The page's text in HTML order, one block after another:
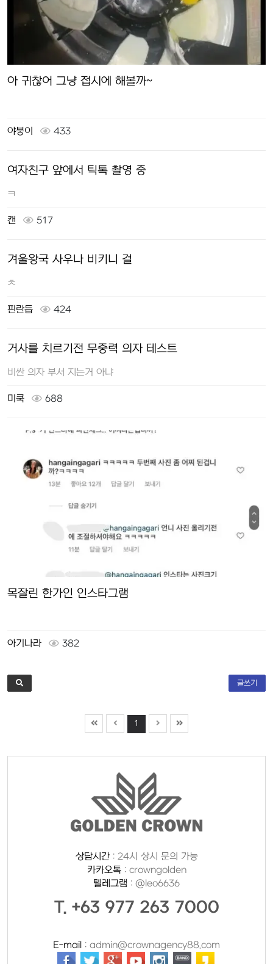
아 귀찮어 그냥 접시에 해볼까~
야붕이 433
여자친구 앞에서 틱톡 촬영 중
ㅋ
캔 517
겨울왕국 사우나 비키니 걸
ㅊ
핀란듭 424
거사를 치르기전 무중력 의자 테스트
비싼 의자 부서 지는거 아냐
미쿡 688
목잘린 한가인 인스타그램
아기나라 382
글쓰기
1
상담시간: 24시 상시 문의 가능
카카오톡: crowngolden
텔레그램 : @leo6636
T. +63 977 263 7000
E-mail : admin@crownagency88.com